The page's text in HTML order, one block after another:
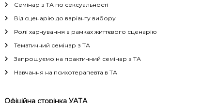
г
а
ц
і
я
Семінар з ТА по сексуальності
Від сценарію до варіанту вибору
Ролі харчування в рамках життєвого сценарію
Тематичний семінар з ТА
Запрошуємо на практичний семінар з ТА
Навчання на психотерапевта в ТА
Офіційна сторінка УАТА